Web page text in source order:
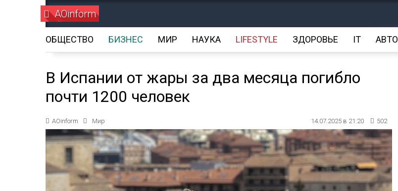
AOinform
ОБЩЕСТВО БИЗНЕС МИР НАУКА LIFESTYLE ЗДОРОВЬЕ IT АВТО
В Испании от жары за два месяца погибло
почти 1200 человек
AOinform Мир 14.07.2025 в 21:20 502